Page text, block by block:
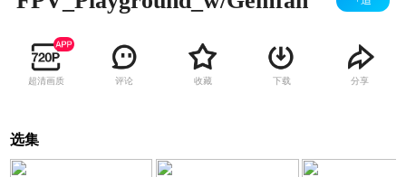
超清画质 评论 收藏 下载 分享
选集